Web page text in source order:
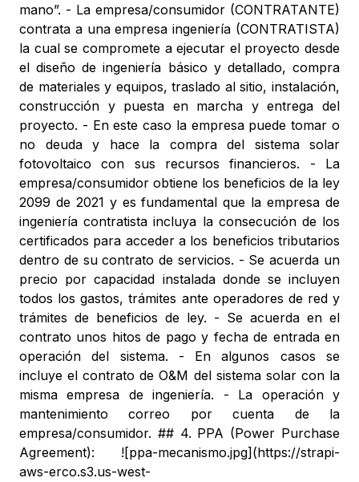
mano”. - La empresa/consumidor (CONTRATANTE)
contrata a una empresa ingeniería (CONTRATISTA)
la cual se compromete a ejecutar el proyecto desde
el diseño de ingeniería básico y detallado, compra
de materiales y equipos, traslado al sitio, instalación,
construcción y puesta en marcha y entrega del
proyecto. - En este caso la empresa puede tomar o
no deuda y hace la compra del sistema solar
fotovoltaico con sus recursos financieros. - La
empresa/consumidor obtiene los beneficios de la ley
2099 de 2021 y es fundamental que la empresa de
ingeniería contratista incluya la consecución de los
certificados para acceder a los beneficios tributarios
dentro de su contrato de servicios. - Se acuerda un
precio por capacidad instalada donde se incluyen
todos los gastos, trámites ante operadores de red y
trámites de beneficios de ley. - Se acuerda en el
contrato unos hitos de pago y fecha de entrada en
operación del sistema. - En algunos casos se
incluye el contrato de O&M del sistema solar con la
misma empresa de ingeniería. - La operación y
mantenimiento correo por cuenta de la
empresa/consumidor. ## 4. PPA (Power Purchase
Agreement): ![ppa-mecanismo.jpg](https://strapi-
aws-erco.s3.us-west-